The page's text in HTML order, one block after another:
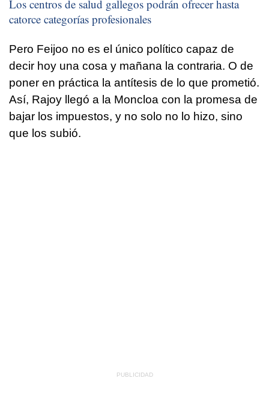
Los centros de salud gallegos podrán ofrecer hasta
catorce categorías profesionales
Pero Feijoo no es el único político capaz de
decir hoy una cosa y mañana la contraria. O de
poner en práctica la antítesis de lo que prometió.
Así, Rajoy llegó a la Moncloa con la promesa de
bajar los impuestos, y no solo no lo hizo, sino
que los subió.